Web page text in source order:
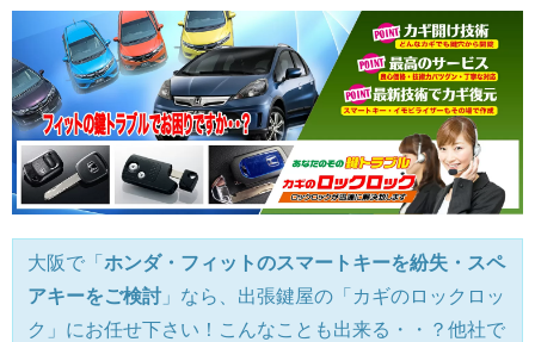
大阪で「 ホンダ・フィットのスマートキーを紛失・スペ
アキーをご検討 」なら、出張鍵屋の「カギのロックロッ
ク」にお任せ下さい！こんなことも出来る・・？他社で